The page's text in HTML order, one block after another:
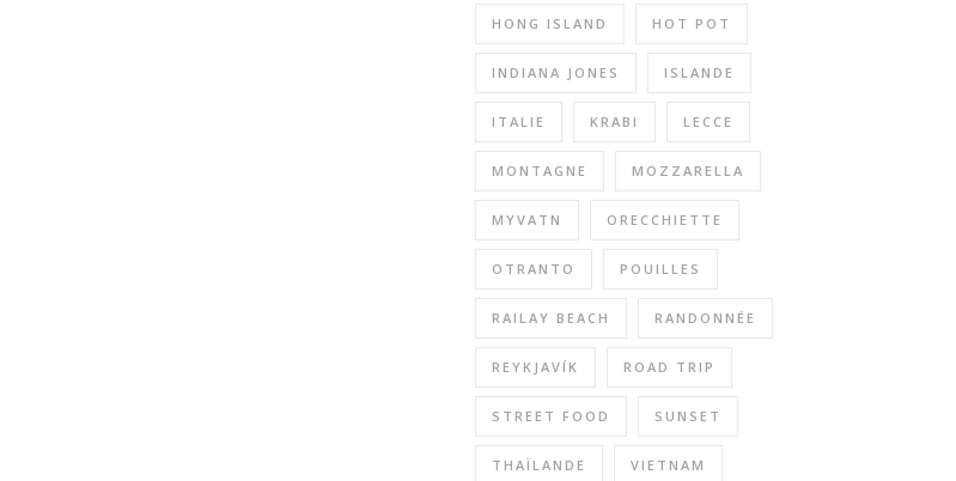
HONG ISLAND HOT POT
INDIANA JONES ISLANDE
ITALIE KRABI LECCE
MONTAGNE MOZZARELLA
MYVATN ORECCHIETTE
OTRANTO POUILLES
RAILAY BEACH RANDONNÉE
REYKJAVÍK ROAD TRIP
STREET FOOD SUNSET
THAÏLANDE VIETNAM